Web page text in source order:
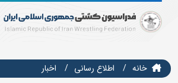
خانه اطلاع رسانی اخبار